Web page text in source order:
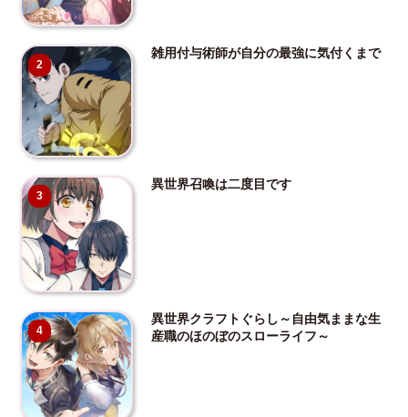
2
雑用付与術師が自分の最強に気付くまで
3
異世界召喚は二度目です
4
異世界クラフトぐらし～自由気ままな生
産職のほのぼのスローライフ～